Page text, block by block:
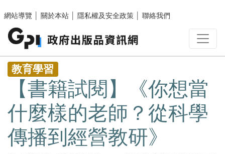
網站導覽
關於本站 隱私權及安全政策 聯絡我們
:::
教育學習
【書籍試閱】《你想當
什麼樣的老師？從科學
傳播到經營教研》